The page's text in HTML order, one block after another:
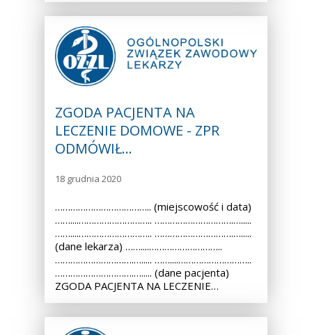
ZGODA PACJENTA NA
LECZENIE DOMOWE - ZPR
ODMÓWIŁ…
18 grudnia 2020
……………………………….. (miejscowość i data)
……....……………………….. ………………………….….....
……....……………………….. ………………………….….....
(dane lekarza) ……....………………………..
………………………….…..... ……....………………………..
………………………….…..... (dane pacjenta)
ZGODA PACJENTA NA LECZENIE…